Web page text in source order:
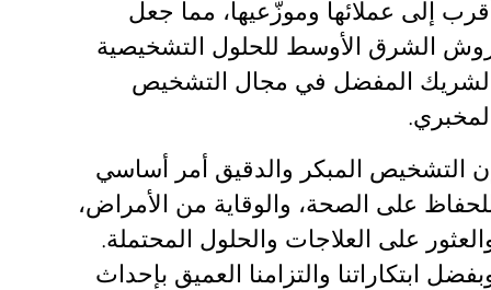
إلى عملائها وموزّعيها، مما جعل
الشرق الأوسط للحلول التشخيصية
المفضل في مجال التشخيص
التشخيص المبكر والدقيق أمر أساسي
على الصحة، والوقاية من الأمراض،
على العلاجات والحلول المحتملة.
ابتكاراتنا والتزامنا العميق بإحداث